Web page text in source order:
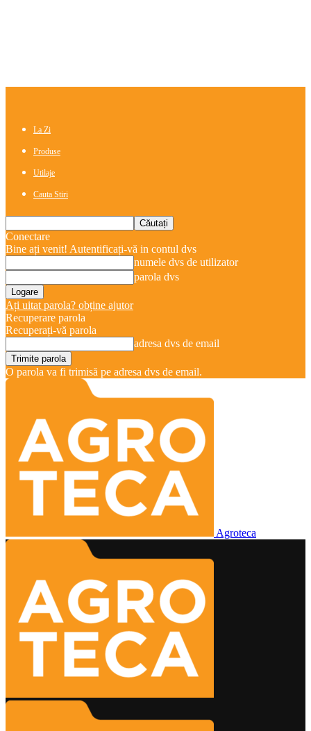
La Zi
Produse
Utilaje
Cauta Stiri
Conectare
Bine ați venit! Autentificați-vă in contul dvs
numele dvs de utilizator
parola dvs
Ați uitat parola? obține ajutor
Recuperare parola
Recuperați-vă parola
adresa dvs de email
O parola va fi trimisă pe adresa dvs de email.
Agroteca